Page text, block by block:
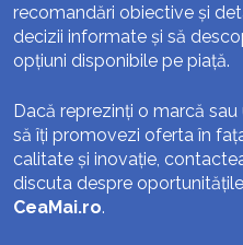
recomandări obiective și
decizii informate și să
opțiuni disponibile pe piață.
Dacă reprezinți o marcă
să îți promovezi oferta în
calitate și inovație,
discuta despre
CeaMai.ro.